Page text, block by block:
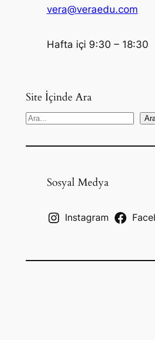
vera@veraedu.com
Hafta içi 9:30 – 18:30
Site İçinde Ara
S
a
Sosyal Medya
Instagram